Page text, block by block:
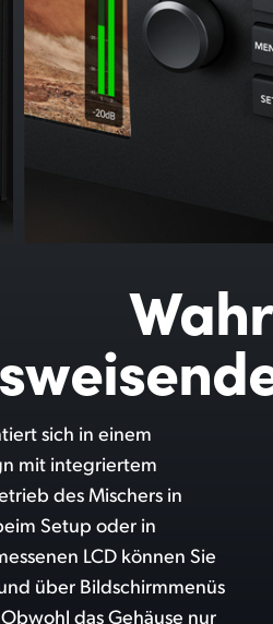
sich in einem
mit integriertem
des Mischers in
Setup oder in
LCD können Sie
über Bildschirmmenüs
das Gehäuse nur
sowie Eingänge
RS-422-Steuerung.
für den
Power ist der
Das verdankt er seiner
und drei